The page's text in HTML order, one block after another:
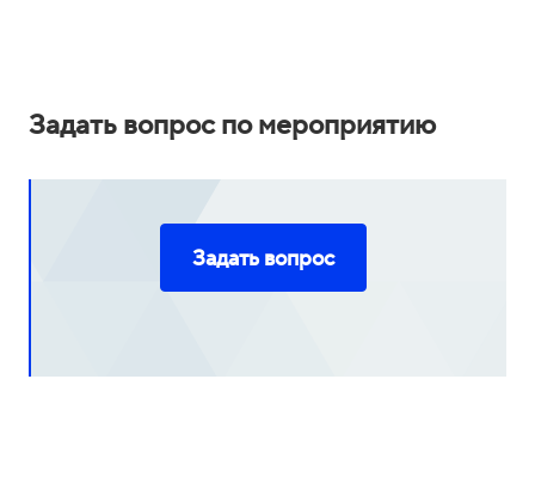
Задать вопрос по мероприятию
Задать вопрос